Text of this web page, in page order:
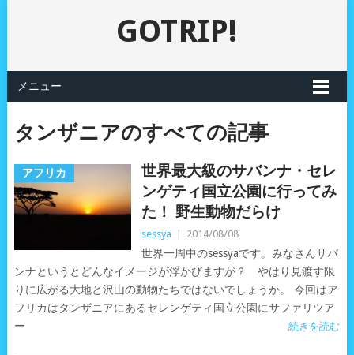
GOTRIP!
メニュー
タンザニアのすべての記事
アフリカ
世界最大級のサバンナ・セレ
ンゲティ国立公園に行ってみ
た！ 野生動物だらけ
sessya 2014/08/08
世界一周中のsessyaです。みなさんサバ
ンナというとどんなイメージが浮かびますが？ やはり見渡す限
りに広がる大地と沢山の動物たちではないでしょうか。 今回はア
フリカはタンザニアにあるセレンゲティ国立公園にサファリツア
ー
続きを読む